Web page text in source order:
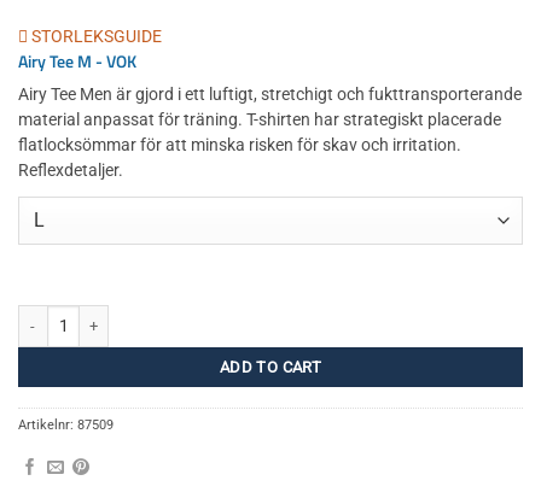
STORLEKSGUIDE
Airy Tee M - VOK
Airy Tee Men är gjord i ett luftigt, stretchigt och fukttransporterande
material anpassat för träning. T-shirten har strategiskt placerade
flatlocksömmar för att minska risken för skav och irritation.
Reflexdetaljer.
ADD TO CART
Artikelnr: 87509